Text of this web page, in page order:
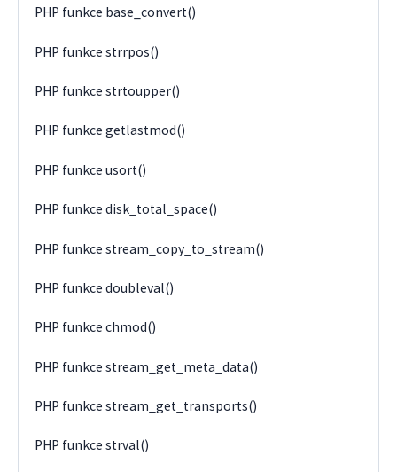
PHP funkce base_convert()
PHP funkce strrpos()
PHP funkce strtoupper()
PHP funkce getlastmod()
PHP funkce usort()
PHP funkce disk_total_space()
PHP funkce stream_copy_to_stream()
PHP funkce doubleval()
PHP funkce chmod()
PHP funkce stream_get_meta_data()
PHP funkce stream_get_transports()
PHP funkce strval()